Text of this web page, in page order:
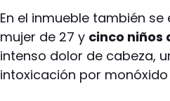
En el inmueble también
mujer de 27 y cinco niños
intenso dolor de cabeza,
intoxicación por